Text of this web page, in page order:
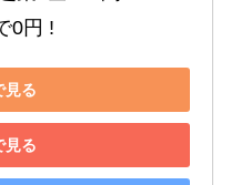
0円 !
見る
見る